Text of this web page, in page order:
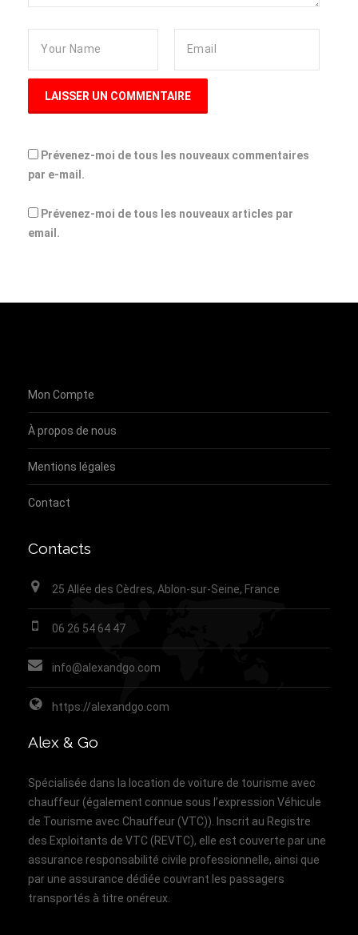
Prévenez-moi de tous les nouveaux commentaires
par e-mail.
Prévenez-moi de tous les nouveaux articles par
email.
Mon Compte
À propos de nous
Mentions légales
Contact
Contacts
25 Allée des Cèdres, Ablon-sur-Seine, France
06 26 54 64 47
info@alexandgo.com
https://alexandgo.com
Alex & Go
Spécialisée dans la location de voiture de tourisme avec
chauffeur (également connue sous l’expression Véhicule
de Tourisme avec Chauffeur (VTC)). Inscrit au Registre
des Exploitants de VTC (REVTC), elle est couverte par une
assurance responsabilité civile professionnelle, ainsi que
par une assurance dédiée couvrant les passagers
transportés à titre onéreux.